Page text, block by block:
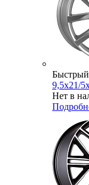
9,5x21/
Нет в